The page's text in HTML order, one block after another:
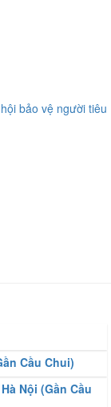
bảo vệ người tiêu
Cầu Chui)
Nội (Gần Cầu